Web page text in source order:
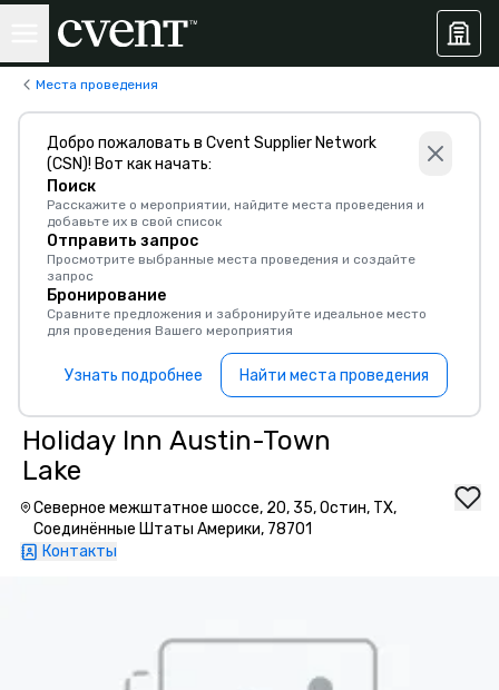
Места проведения
Добро пожаловать в Cvent Supplier Network
(CSN)! Вот как начать:
Поиск
Расскажите о мероприятии, найдите места проведения и
добавьте их в свой список
Отправить запрос
Просмотрите выбранные места проведения и создайте
запрос
Бронирование
Сравните предложения и забронируйте идеальное место
для проведения Вашего мероприятия
Узнать подробнее Найти места проведения
Holiday Inn Austin-Town
Lake
Северное межштатное шоссе, 20, 35, Остин, TX,
Соединённые Штаты Америки, 78701
Контакты